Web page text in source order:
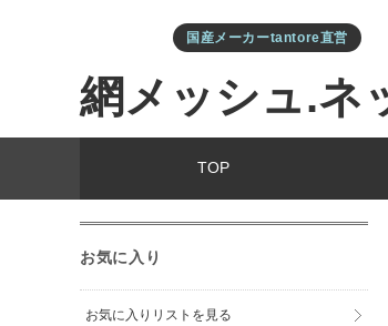
網メッシュ.ネ
国産メーカーtantore直営
TOP
お気に入り
お気に入りリストを見る